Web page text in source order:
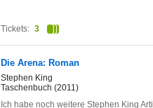
Tickets: 3
Die Arena: Roman
Stephen King
Taschenbuch (2011)
Ich habe noch weitere Stephen King